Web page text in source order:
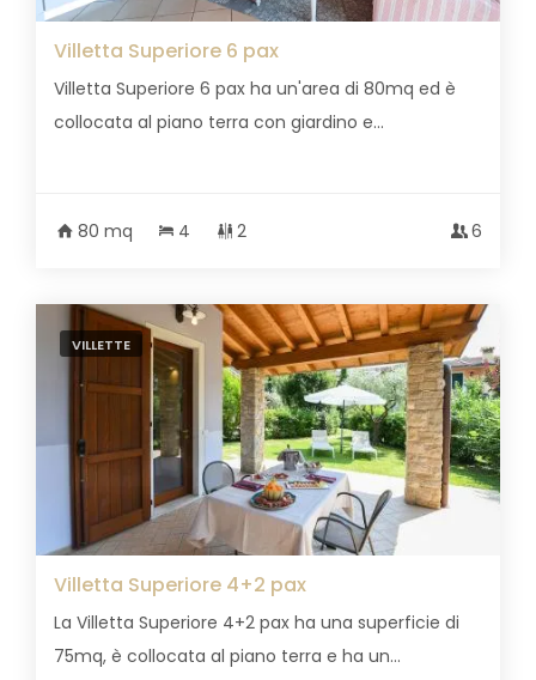
Villetta Superiore 6 pax
Villetta Superiore 6 pax ha un'area di 80mq ed è
collocata al piano terra con giardino e...
80 mq 4 2 6
VILLETTE
Villetta Superiore 4+2 pax
La Villetta Superiore 4+2 pax ha una superficie di
75mq, è collocata al piano terra e ha un...